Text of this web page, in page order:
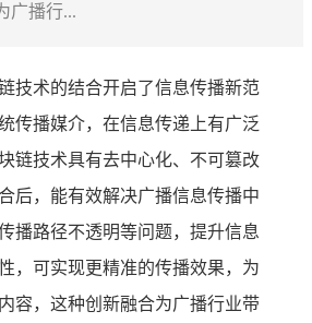
广播行...
技术的结合开启了信息传播新范
传播媒介，在信息传递上有广泛
链技术具有去中心化、不可篡改
后，能有效解决广播信息传播中
播路径不透明等问题，提升信息
，可实现更精准的传播效果，为
容，这种创新融合为广播行业带